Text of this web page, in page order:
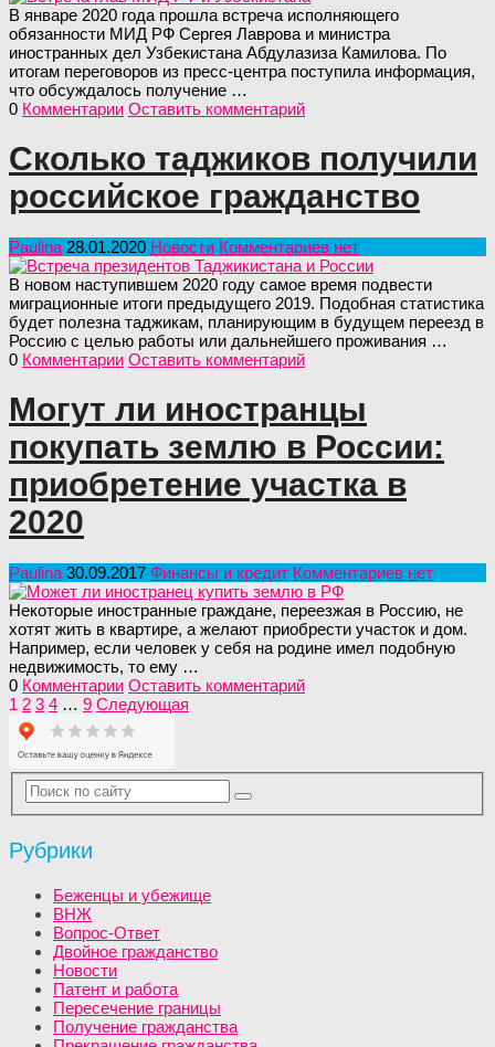
В январе 2020 года прошла встреча исполняющего
обязанности МИД РФ Сергея Лаврова и министра
иностранных дел Узбекистана Абдулазиза Камилова. По
итогам переговоров из пресс-центра поступила информация,
что обсуждалось получение …
0 Комментарии Оставить комментарий
Сколько таджиков получили
российское гражданство
Paulina 28.01.2020 Новости Комментариев нет
В новом наступившем 2020 году самое время подвести
миграционные итоги предыдущего 2019. Подобная статистика
будет полезна таджикам, планирующим в будущем переезд в
Россию с целью работы или дальнейшего проживания …
0 Комментарии Оставить комментарий
Могут ли иностранцы
покупать землю в России:
приобретение участка в
2020
Paulina 30.09.2017 Финансы и кредит Комментариев нет
Некоторые иностранные граждане, переезжая в Россию, не
хотят жить в квартире, а желают приобрести участок и дом.
Например, если человек у себя на родине имел подобную
недвижимость, то ему …
0 Комментарии Оставить комментарий
Пагинация
записей
1 2 3 4 … 9 Следующая
Рубрики
Беженцы и убежище
ВНЖ
Вопрос-Ответ
Двойное гражданство
Новости
Патент и работа
Пересечение границы
Получение гражданства